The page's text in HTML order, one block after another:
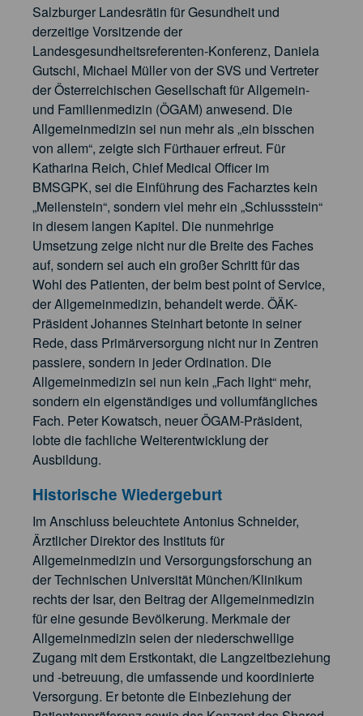
Salzburger Landesrätin für Gesundheit und
derzeitige Vorsitzende der
Landesgesundheitsreferenten-Konferenz, Daniela
Gutschi, Michael Müller von der SVS und Vertreter
der Österreichischen Gesellschaft für Allgemein-
und Familienmedizin (ÖGAM) anwesend. Die
Allgemeinmedizin sei nun mehr als „ein bisschen
von allem“, zeigte sich Fürthauer erfreut. Für
Katharina Reich, Chief Medical Officer im
BMSGPK, sei die Einführung des Facharztes kein
„Meilenstein“, sondern viel mehr ein „Schlussstein“
in diesem langen Kapitel. Die nunmehrige
Umsetzung zeige nicht nur die Breite des Faches
auf, sondern sei auch ein großer Schritt für das
Wohl des Patienten, der beim best point of Service,
der Allgemeinmedizin, behandelt werde. ÖÄK-
Präsident Johannes Steinhart betonte in seiner
Rede, dass Primärversorgung nicht nur in Zentren
passiere, sondern in jeder Ordination. Die
Allgemeinmedizin sei nun kein „Fach light“ mehr,
sondern ein eigenständiges und vollumfängliches
Fach. Peter Kowatsch, neuer ÖGAM-Präsident,
lobte die fachliche Weiterentwicklung der
Ausbildung.
Historische Wiedergeburt
Im Anschluss beleuchtete Antonius Schneider,
Ärztlicher Direktor des Instituts für
Allgemeinmedizin und Versorgungsforschung an
der Technischen Universität München/Klinikum
rechts der Isar, den Beitrag der Allgemeinmedizin
für eine gesunde Bevölkerung. Merkmale der
Allgemeinmedizin seien der niederschwellige
Zugang mit dem Erstkontakt, die Langzeitbeziehung
und -betreuung, die umfassende und koordinierte
Versorgung. Er betonte die Einbeziehung der